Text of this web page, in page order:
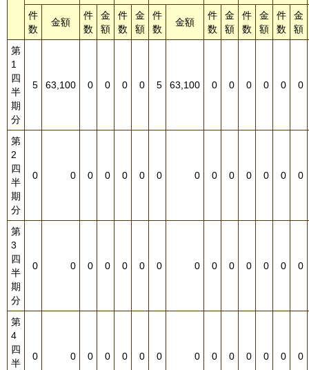
件
数
金額
件
数
金
額
件
数
金
額
件
数
金額
件
数
金
額
件
数
金
額
件
数
金
額
第
1
四
半
期
分
5 63,100 0 0 0 0 5 63,100 0 0 0 0 0 0
第
2
四
半
期
分
0 0 0 0 0 0 0 0 0 0 0 0 0 0
第
3
四
半
期
分
0 0 0 0 0 0 0 0 0 0 0 0 0 0
第
4
四
半
0 0 0 0 0 0 0 0 0 0 0 0 0 0